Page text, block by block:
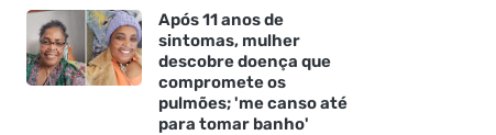
Após 11 anos de
sintomas, mulher
descobre doença que
compromete os
pulmões; 'me canso até
para tomar banho'